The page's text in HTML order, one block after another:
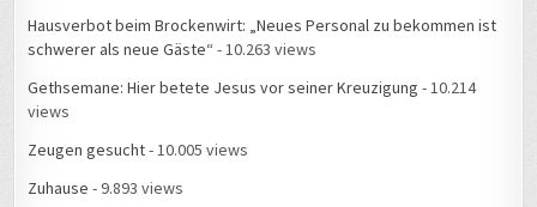
Hausverbot beim Brockenwirt: „Neues Personal zu bekommen ist
schwerer als neue Gäste“ - 10.263 views
Gethsemane: Hier betete Jesus vor seiner Kreuzigung - 10.214
views
Zeugen gesucht- 10.005 views
Zuhause - 9.893 views